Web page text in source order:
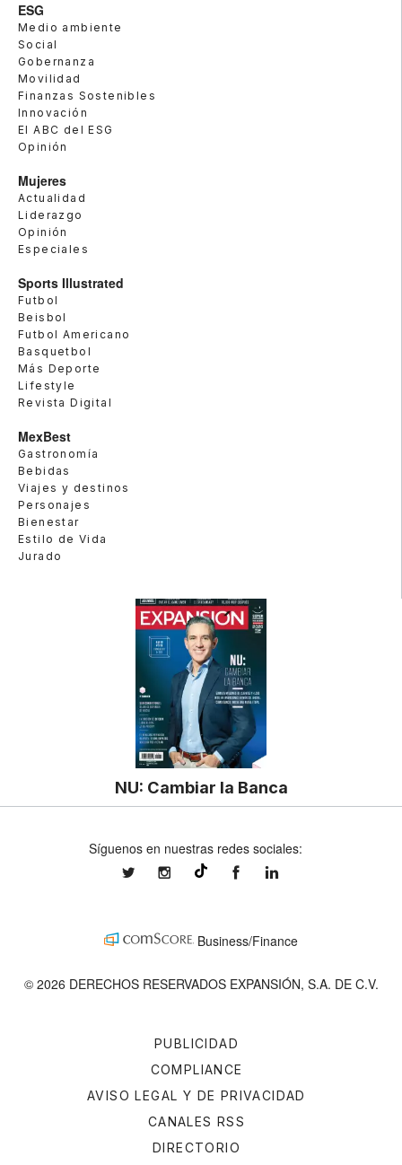
ESG
Medio ambiente
Social
Gobernanza
Movilidad
Finanzas Sostenibles
Innovación
El ABC del ESG
Opinión
Mujeres
Actualidad
Liderazgo
Opinión
Especiales
Sports Illustrated
Futbol
Beisbol
Futbol Americano
Basquetbol
Más Deporte
Lifestyle
Revista Digital
MexBest
Gastronomía
Bebidas
Viajes y destinos
Personajes
Bienestar
Estilo de Vida
Jurado
NU: Cambiar la Banca
PUBLICIDAD
COMPLIANCE
AVISO LEGAL Y DE PRIVACIDAD
CANALES RSS
DIRECTORIO
Síguenos en nuestras redes sociales:
expansionmxexpansionmx ExpansionMex
Business/Finance
© 2026 DERECHOS RESERVADOS EXPANSIÓN, S.A. DE C.V.